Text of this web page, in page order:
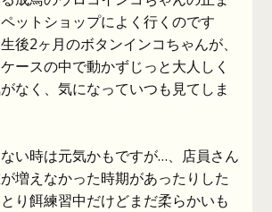
ットショップによく行くのです
後2ヶ月のボタンインコちゃんが、
ースの中で動かずじっと大人しく
なく、気になっていつも見てしま
い時は元気かもですが…、店員さん
増えなかった時期があったりした
り餌練習中だけどまだ柔らかいも